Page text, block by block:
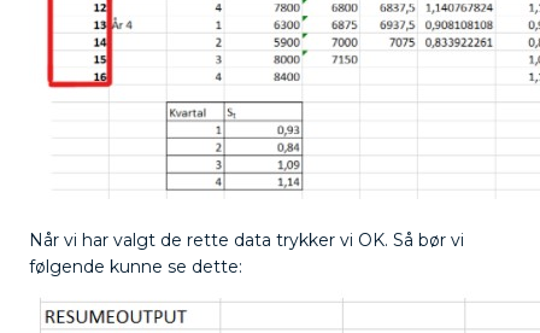
Når vi har valgt de rette data trykker vi OK. Så bør vi
følgende kunne se dette: